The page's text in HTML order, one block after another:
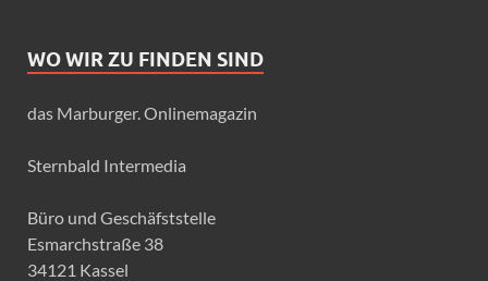
WO WIR ZU FINDEN SIND
das Marburger. Onlinemagazin
Sternbald Intermedia
Büro und Geschäfststelle
Esmarchstraße 38
34121 Kassel